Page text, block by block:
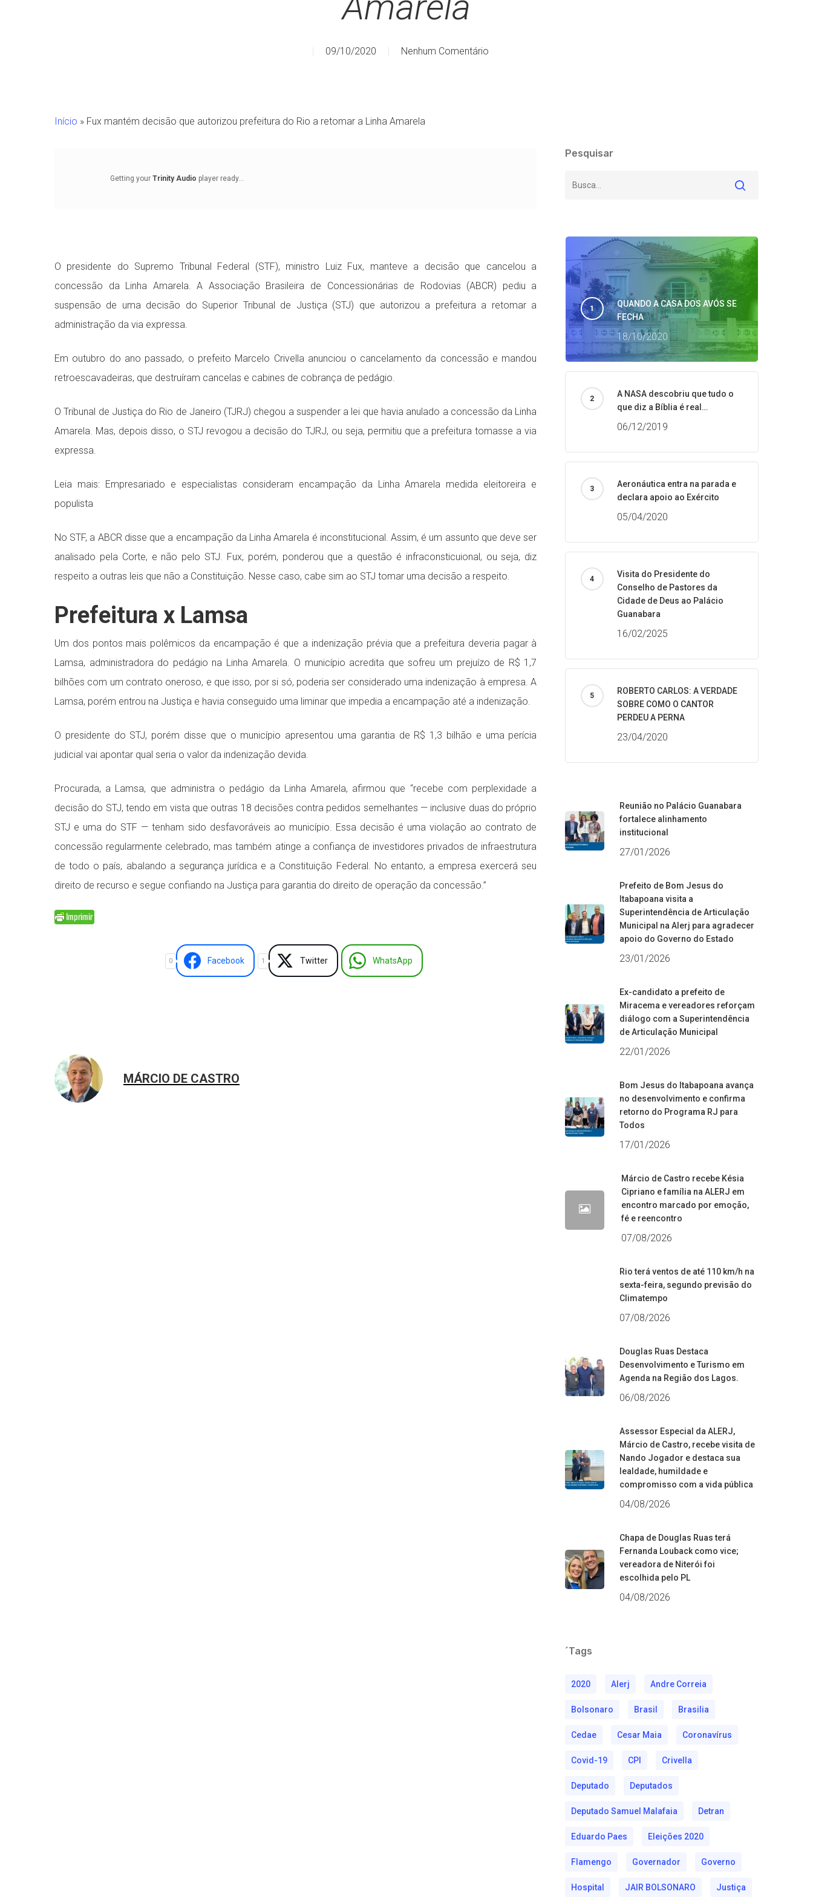
09/10/2020 Nenhum Comentário
Início » Fux mantém decisão que autorizou prefeitura do Rio a retomar a Linha Amarela
Getting your Trinity Audio player ready...
O presidente do Supremo Tribunal Federal (STF), ministro Luiz Fux, manteve a decisão que cancelou a
concessão da Linha Amarela. A Associação Brasileira de Concessionárias de Rodovias (ABCR) pediu a
suspensão de uma decisão do Superior Tribunal de Justiça (STJ) que autorizou a prefeitura a retomar a
administração da via expressa.
Em outubro do ano passado, o prefeito Marcelo Crivella anunciou o cancelamento da concessão e mandou
retroescavadeiras, que destruíram cancelas e cabines de cobrança de pedágio.
O Tribunal de Justiça do Rio de Janeiro (TJRJ) chegou a suspender a lei que havia anulado a concessão da Linha
Amarela. Mas, depois disso, o STJ revogou a decisão do TJRJ, ou seja, permitiu que a prefeitura tomasse a via
expressa.
Leia mais: Empresariado e especialistas consideram encampação da Linha Amarela medida eleitoreira e
populista
No STF, a ABCR disse que a encampação da Linha Amarela é inconstitucional. Assim, é um assunto que deve ser
analisado pela Corte, e não pelo STJ. Fux, porém, ponderou que a questão é infraconsticuional, ou seja, diz
respeito a outras leis que não a Constituição. Nesse caso, cabe sim ao STJ tomar uma decisão a respeito.
Prefeitura x Lamsa
Um dos pontos mais polêmicos da encampação é que a indenização prévia que a prefeitura deveria pagar à
Lamsa, administradora do pedágio na Linha Amarela. O município acredita que sofreu um prejuízo de R$ 1,7
bilhões com um contrato oneroso, e que isso, por si só, poderia ser considerado uma indenização à empresa. A
Lamsa, porém entrou na Justiça e havia conseguido uma liminar que impedia a encampação até a indenização.
O presidente do STJ, porém disse que o município apresentou uma garantia de R$ 1,3 bilhão e uma perícia
judicial vai apontar qual seria o valor da indenização devida.
Procurada, a Lamsa, que administra o pedágio da Linha Amarela, afirmou que “recebe com perplexidade a
decisão do STJ, tendo em vista que outras 18 decisões contra pedidos semelhantes — inclusive duas do próprio
STJ e uma do STF — tenham sido desfavoráveis ao município. Essa decisão é uma violação ao contrato de
concessão regularmente celebrado, mas também atinge a confiança de investidores privados de infraestrutura
de todo o país, abalando a segurança jurídica e a Constituição Federal. No entanto, a empresa exercerá seu
direito de recurso e segue confiando na Justiça para garantia do direito de operação da concessão.”
0 Facebook 1 Twitter WhatsApp
MÁRCIO DE CASTRO
Pesquisar
QUANDO A CASA DOS AVÓS SE
FECHA
18/10/2020
A NASA descobriu que tudo o
que diz a Bíblia é real…
06/12/2019
Aeronáutica entra na parada e
declara apoio ao Exército
05/04/2020
Visita do Presidente do
Conselho de Pastores da
Cidade de Deus ao Palácio
Guanabara
16/02/2025
ROBERTO CARLOS: A VERDADE
SOBRE COMO O CANTOR
PERDEU A PERNA
23/04/2020
Reunião no Palácio Guanabara
fortalece alinhamento
institucional
27/01/2026
Prefeito de Bom Jesus do
Itabapoana visita a
Superintendência de Articulação
Municipal na Alerj para agradecer
apoio do Governo do Estado
23/01/2026
Ex-candidato a prefeito de
Miracema e vereadores reforçam
diálogo com a Superintendência
de Articulação Municipal
22/01/2026
Bom Jesus do Itabapoana avança
no desenvolvimento e confirma
retorno do Programa RJ para
Todos
17/01/2026
Márcio de Castro recebe Késia
Cipriano e família na ALERJ em
encontro marcado por emoção,
fé e reencontro
07/08/2026
Rio terá ventos de até 110 km/h na
sexta-feira, segundo previsão do
Climatempo
07/08/2026
Douglas Ruas Destaca
Desenvolvimento e Turismo em
Agenda na Região dos Lagos.
06/08/2026
Assessor Especial da ALERJ,
Márcio de Castro, recebe visita de
Nando Jogador e destaca sua
lealdade, humildade e
compromisso com a vida pública
04/08/2026
Chapa de Douglas Ruas terá
Fernanda Louback como vice;
vereadora de Niterói foi
escolhida pelo PL
04/08/2026
´Tags
2020 Alerj Andre Correia
Bolsonaro Brasil Brasilia
Cedae Cesar Maia Coronavírus
Covid-19 CPI Crivella
Deputado Deputados
Deputado Samuel Malafaia Detran
Eduardo Paes Eleições 2020
Flamengo Governador Governo
Hospital JAIR BOLSONARO Justiça